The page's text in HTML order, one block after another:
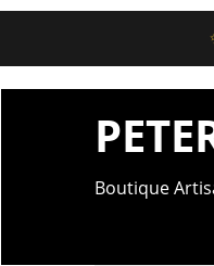
Boutique